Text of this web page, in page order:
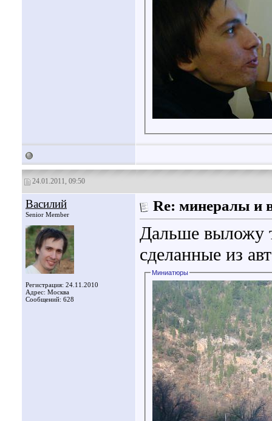
24.01.2011, 09:50
Василий
Senior Member
Регистрация: 24.11.2010
Адрес: Москва
Сообщений: 628
Re: минералы и
Дальше выложу
сделанные из
Миниатюры